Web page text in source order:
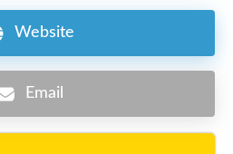
Website
Email